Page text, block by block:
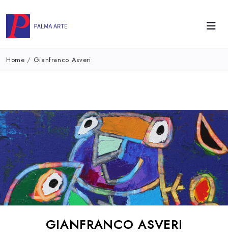
Home / Gianfranco Asveri
GIANFRANCO ASVERI